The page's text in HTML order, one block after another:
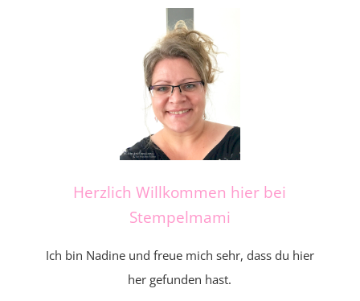
Herzlich Willkommen hier bei
Stempelmami
Ich bin Nadine und freue mich sehr, dass du hier
her gefunden hast.